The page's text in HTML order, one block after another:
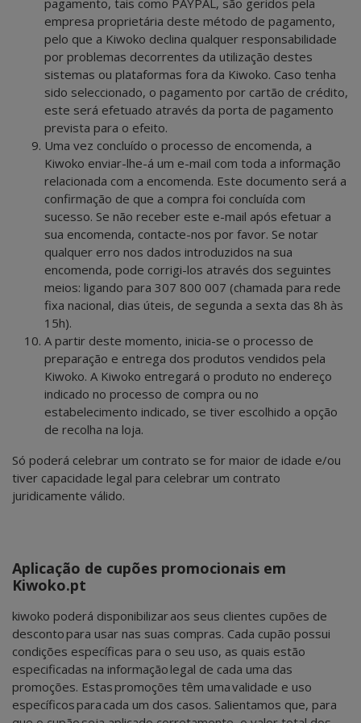
empresa proprietária deste método de pagamento,
pelo que a Kiwoko declina qualquer responsabilidade
por problemas decorrentes da utilização destes
sistemas ou plataformas fora da Kiwoko. Caso tenha
sido seleccionado, o pagamento por cartão de crédito,
este será efetuado através da porta de pagamento
prevista para o efeito.
Uma vez concluído o processo de encomenda, a
Kiwoko enviar-lhe-á um e-mail com toda a informação
relacionada com a encomenda. Este documento será a
confirmação de que a compra foi concluída com
sucesso. Se não receber este e-mail após efetuar a
sua encomenda, contacte-nos por favor. Se notar
qualquer erro nos dados introduzidos na sua
encomenda, pode corrigi-los através dos seguintes
meios: ligando para 307 800 007 (chamada para rede
fixa nacional, dias úteis, de segunda a sexta das 8h às
15h).
A partir deste momento, inicia-se o processo de
preparação e entrega dos produtos vendidos pela
Kiwoko. A Kiwoko entregará o produto no endereço
indicado no processo de compra ou no
estabelecimento indicado, se tiver escolhido a opção
de recolha na loja.
Só poderá celebrar um contrato se for maior de idade e/ou
tiver capacidade legal para celebrar um contrato
juridicamente válido.
Aplicação de cupões promocionais em
Kiwoko.pt
kiwoko poderá disponibilizar aos seus clientes cupões de
desconto para usar nas suas compras. Cada cupão possui
condições específicas para o seu uso, as quais estão
especificadas na informação legal de cada uma das
promoções. Estas promoções têm uma validade e uso
específicos para cada um dos casos. Salientamos que, para